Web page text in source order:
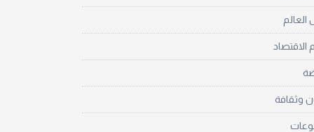
العالم
الاقتصاد
وثقافة